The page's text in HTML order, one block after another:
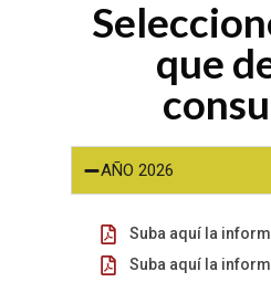
que
AÑO 2026
Suba aquí la
Suba aquí la